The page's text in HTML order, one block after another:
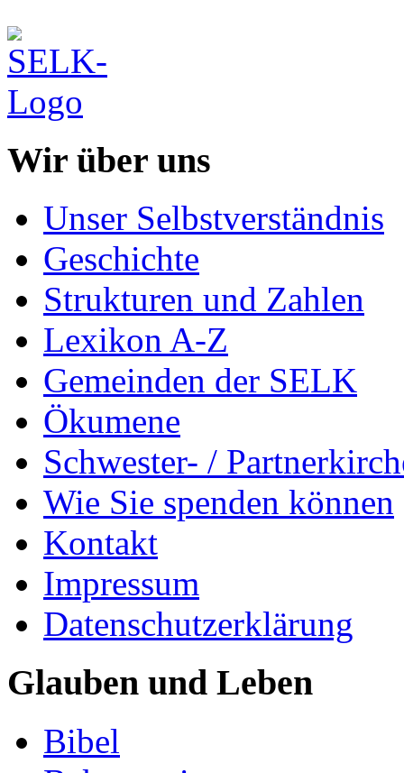
Wir über uns
Unser Selbstverständnis
Geschichte
Strukturen und Zahlen
Lexikon A-Z
Gemeinden der SELK
Ökumene
Schwester- /
Wie Sie spenden können
Kontakt
Impressum
Datenschutzerklärung
Glauben und Leben
Bibel